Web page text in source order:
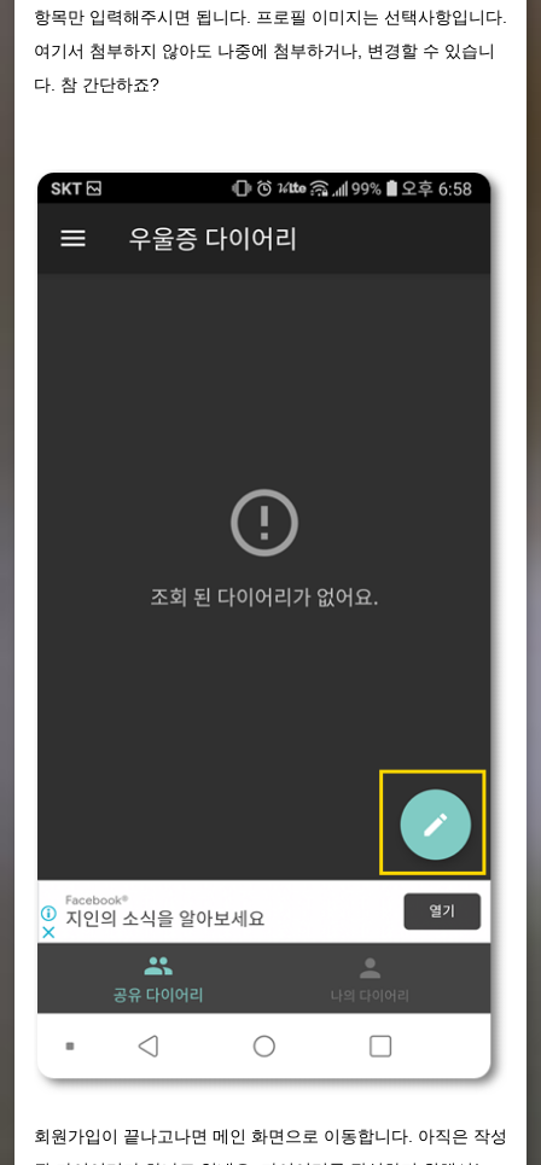
항목만 입력해주시면 됩니다. 프로필 이미지는 선택사항입니다.
여기서 첨부하지 않아도 나중에 첨부하거나, 변경할 수 있습니
다. 참 간단하죠?
회원가입이 끝나고나면 메인 화면으로 이동합니다. 아직은 작성